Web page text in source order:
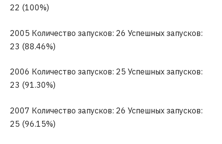
22 (100%)
2005 Количество запусков: 26 Успешных запусков:
23 (88.46%)
2006 Количество запусков: 25 Успешных запусков:
23 (91.30%)
2007 Количество запусков: 26 Успешных запусков:
25 (96.15%)